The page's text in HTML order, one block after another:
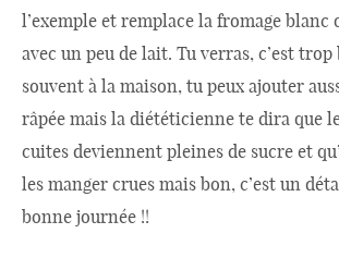
l’exemple et remplace la fromage
avec un peu de lait. Tu verras, c’est trop
souvent à la maison, tu peux ajouter
râpée mais la diététicienne te dira que
cuites deviennent pleines de sucre et
les manger crues mais bon, c’est un
bonne journée !!